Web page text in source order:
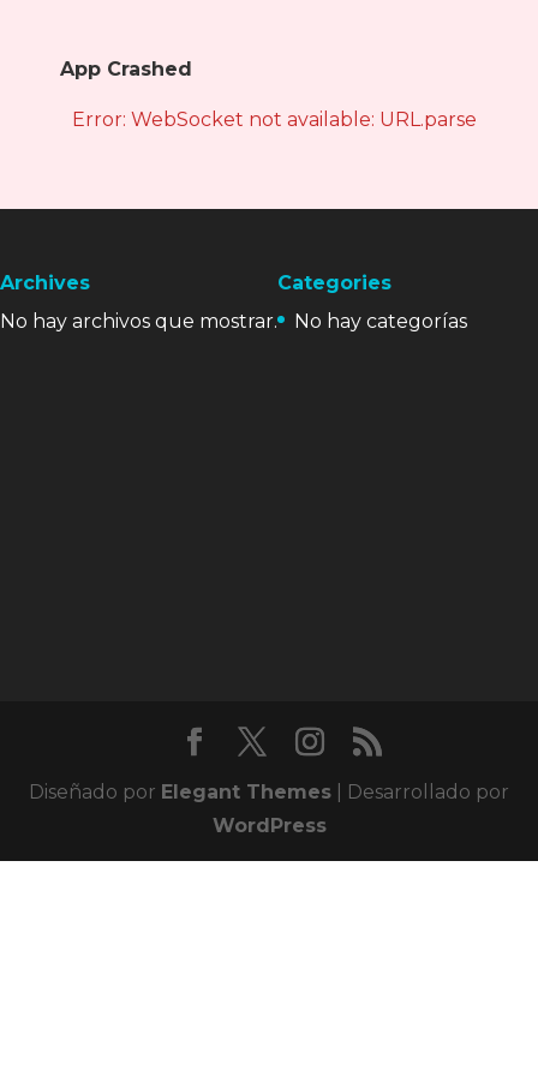
App Crashed
Error: WebSocket not available: URL.parse is
Archives
No hay archivos que mostrar.
Categories
No hay categorías
Diseñado por Elegant Themes | Desarrollado por
WordPress